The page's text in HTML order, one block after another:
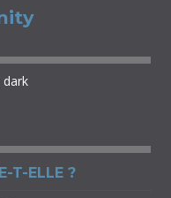
dark
T-ELLE ?